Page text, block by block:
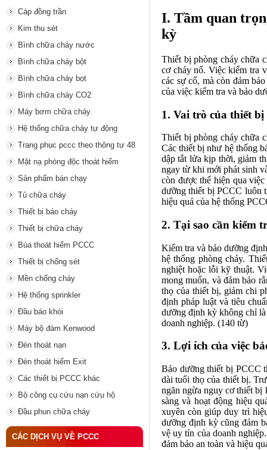
Cáp đồng trần
Kim thu sét
Bình chữa cháy nước
Bình chữa cháy bột
Bình chữa cháy bọt
Bình chữa cháy CO2
Máy bơm chữa cháy
Hệ thống chữa cháy tự động
Trang phục pccc theo thông tư 48
Mặt nạ phòng độc thoát hiểm
Sản phẩm bán chạy
Tủ chữa cháy
Thiết bị báo cháy
Thiết bị chữa cháy
Búa thoát hiểm PCCC
Thiết bị chống sét
Mền chống cháy
Hệ thống sprinkler
Đầu báo khói
Máy bộ đàm Kenwood
Đèn thoát nạn
Đèn thoát hiểm Exit
Các thiết bị PCCC khác
Bộ công cụ cứu nạn cứu hộ
Đầu phun chữa cháy
CÁC DỊCH VỤ VỀ PCCC
I. Tầm quan
kỳ
Thiết bị phòng cháy chữa
cơ cháy nổ. Việc kiểm tra
các sự cố, mà còn đảm
của việc kiểm tra và bảo
1. Vai trò của thiết
Thiết bị phòng cháy chữa
Các thiết bị như hệ thống
dập tắt lửa kịp thời, giảm
ngay từ khi mới phát sinh
còn được thể hiện qua
dưỡng thiết bị PCCC luôn
hiệu quả của hệ thống
2. Tại sao cần kiểm
Kiểm tra và bảo dưỡng
hệ thống phòng cháy.
nghiệt hoặc lỗi kỹ thuật.
mong muốn, và đảm bảo
thọ của thiết bị, giảm chi
định pháp luật và tiêu
dưỡng định kỳ không chỉ là
doanh nghiệp. (140 từ)
3. Lợi ích của việc
Bảo dưỡng thiết bị PCCC
dài tuổi thọ của thiết bị.
ngăn ngừa nguy cơ thiết bị
sàng và hoạt động hiệu
xuyên còn giúp duy trì
dưỡng định kỳ cũng đảm
vệ uy tín của doanh
đảm bảo an toàn và hiệu